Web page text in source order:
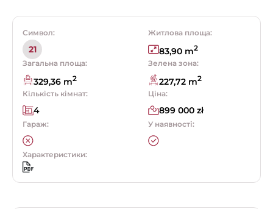
Символ:
21
Житлова площа:
83,90 m2
Загальна площа:
329,36 m2
Зелена зона:
227,72 m2
Кількість кімнат:
4
Ціна:
899 000 zł
Гараж: У наявності:
Характеристики: